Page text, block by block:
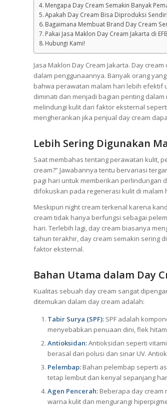
Mengapa Day Cream Semakin Banyak
Apakah Day Cream Bisa Diproduksi
Bagaimana Membuat Brand Day Cream
Pakai Jasa Maklon Day Cream Jakarta di
Hubungi Kami!
Jasa Maklon Day Cream Jakarta. Day
dalam penggunaannya. Banyak orang
bahwa perawatan malam hari lebih efektif
diminati dan menjadi bagian penting
melindungi kulit dari faktor eksternal
mengherankan jika penjual day cream
Lebih Sering Digunakan
Saat membahas tentang perawatan kulit,
cream?” Jawabannya tentu bervariasi
pagi hari untuk memberikan perlindungan
difokuskan pada regenerasi kulit di malam
Meskipun night cream terkenal karena
cream tidak hanya berfungsi sebagai
hari. Terlebih lagi, day cream biasanya
tahun terakhir, day cream semakin sering
faktor eksternal.
Bahan Utama dalam Day
Kualitas sebuah day cream sangat
ditemukan dalam day cream adalah:
Tabir Surya (SPF): SPF adalah
menyebabkan penuaan dini, flek
Antioksidan:Antioksidan seperti
berasal dari polusi dan sinar UV.
Pelembap: Bahan pelembap seperti
tetap lembut dan kenyal sepanjang
Agen Pencerah: Beberapa day
warna kulit dan mengurangi